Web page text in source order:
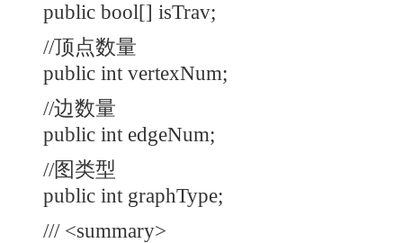
public bool[] isTrav;
//顶点数量
public int vertexNum;
//边数量
public int edgeNum;
//图类型
public int graphType;
/// <summary>